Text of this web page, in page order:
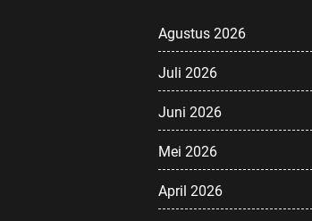
Agustus 2026
Juli 2026
Juni 2026
Mei 2026
April 2026